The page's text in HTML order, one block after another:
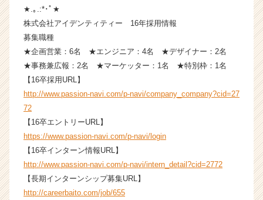
チ
キ
ャ
ア
e
e
r
C
a
★.｡.:*･ﾟ★
株式会社アイデンティティー 16年採用情報
募集職種
★企画営業：6名 ★エンジニア：4名 ★デザイナー：2名
★事務兼広報：2名 ★マーケッター：1名 ★特別枠：1名
【16卒採用URL】
http://www.passion-navi.com/p-navi/company_company?cid=27
72
【16卒エントリーURL】
https://www.passion-navi.com/p-navi/login
【16卒インターン情報URL】
http://www.passion-navi.com/p-navi/intern_detail?cid=2772
【長期インターンシップ募集URL】
http://careerbaito.com/job/655